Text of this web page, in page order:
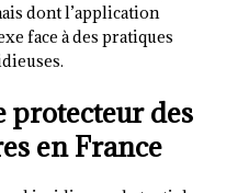
dont l’application
face à des pratiques
protecteur des
en France